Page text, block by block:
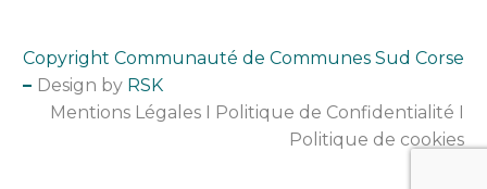
Copyright Communauté de Communes Sud Corse
– Design by RSK
Mentions Légales
Politique de Confidentialité
Politique de cookies